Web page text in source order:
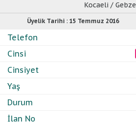
Kocaeli / Gebze
Üyelik Tarihi : 15 Temmuz 2016
Telefon
Cinsi
Cinsiyet
Yaş
Durum
İlan No